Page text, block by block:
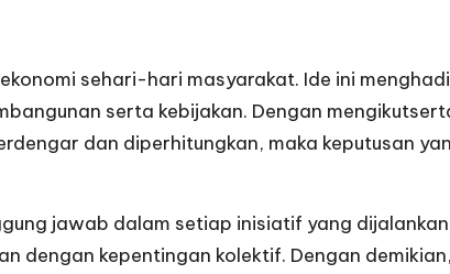
sehari-hari masyarakat. Ide ini
serta kebijakan. Dengan
dan diperhitungkan, maka keputusan
jawab dalam setiap inisiatif yang
dengan kepentingan kolektif. Dengan